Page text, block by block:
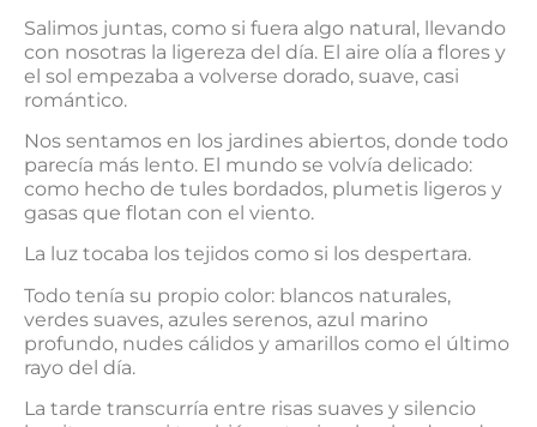
Salimos juntas, como si fuera algo natural, llevando
con nosotras la ligereza del día. El aire olía a flores y
el sol empezaba a volverse dorado, suave, casi
romántico.
Nos sentamos en los jardines abiertos, donde todo
parecía más lento. El mundo se volvía delicado:
como hecho de tules bordados, plumetis ligeros y
gasas que flotan con el viento.
La luz tocaba los tejidos como si los despertara.
Todo tenía su propio color: blancos naturales,
verdes suaves, azules serenos, azul marino
profundo, nudes cálidos y amarillos como el último
rayo del día.
La tarde transcurría entre risas suaves y silencio